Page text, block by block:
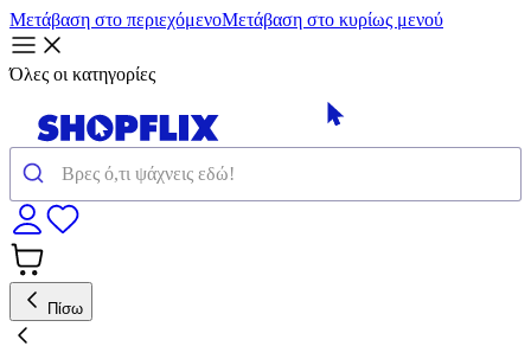
Μετάβαση στο περιεχόμενοΜετάβαση στο κυρίως μενού
Όλες οι κατηγορίες
Πίσω